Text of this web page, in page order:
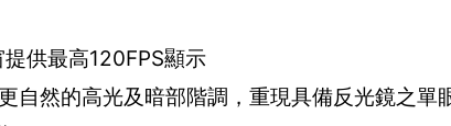
供最高120FPS顯示
自然的高光及暗部階調，重現具備反光鏡之單